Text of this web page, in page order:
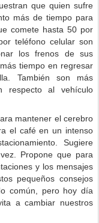
que quien sufre
más de tiempo para
comete hasta 50 por
teléfono celular son
los frenos de sus
tiempo en regresar
También son más
respecto al vehículo
mantener el cerebro
el café en un intenso
Sugiere
Propone que para
y los mensajes
pequeños consejos
común, pero hoy día
a cambiar nuestros